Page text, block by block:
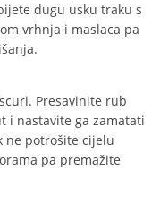
dugu usku traku s
vrhnja i maslaca pa
Presavinite rub
i nastavite ga zamatati
ne potrošite cijelu
pa premažite